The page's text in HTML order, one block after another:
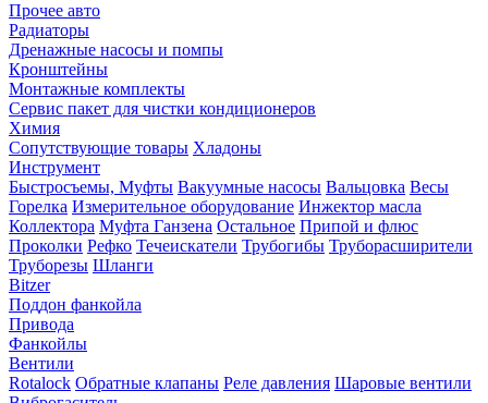
Прочее авто
Радиаторы
Дренажные насосы и помпы
Кронштейны
Монтажные комплекты
Сервис пакет для чистки кондиционеров
Химия
Сопутствующие товары Хладоны
Инструмент
Быстросъемы, Муфты Вакуумные насосы Вальцовка Весы
Горелка Измерительное оборудование Инжектор масла
Коллектора Муфта Ганзена Остальное Припой и флюс
Проколки Рефко Течеискатели Трубогибы Труборасширители
Труборезы Шланги
Bitzer
Поддон фанкойла
Привода
Фанкойлы
Вентили
Rotalock Обратные клапаны Реле давления Шаровые вентили